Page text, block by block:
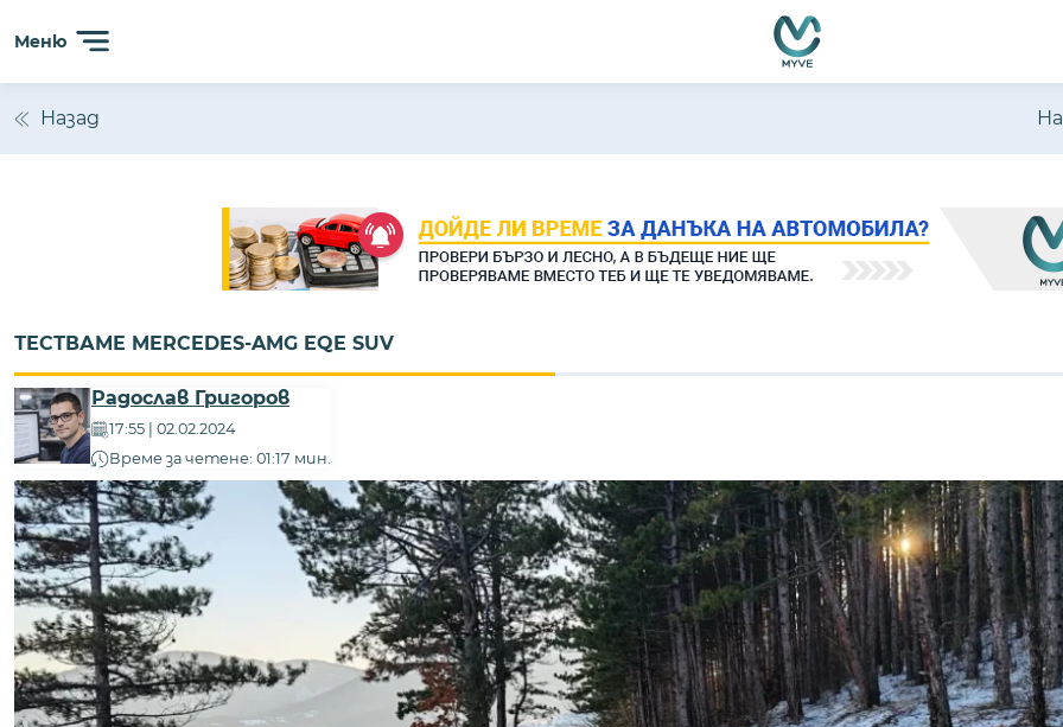
Сайтът използва 'бисквитки' (cookies) с цел безпроблемно функциониране, подобряване на изживяването,
Политика за бисквитки
Меню
Назад
ТЕСТВАМЕ MERCEDES-AMG EQE SUV
Радослав Григоров
17:55 | 02.02.2024
Време за четене: 01:17 мин.